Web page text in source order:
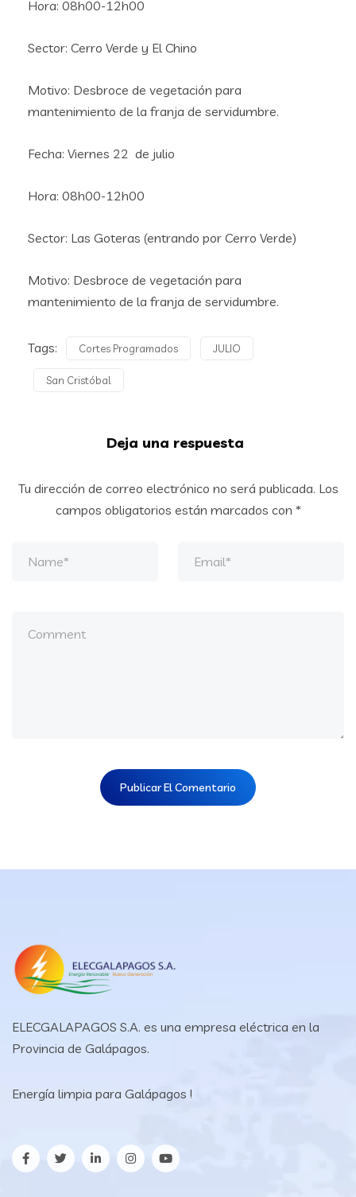
Hora: 08h00-12h00
Sector: Cerro Verde y El Chino
Motivo: Desbroce de vegetación para
mantenimiento de la franja de servidumbre.
Fecha: Viernes 22 de julio
Hora: 08h00-12h00
Sector: Las Goteras (entrando por Cerro Verde)
Motivo: Desbroce de vegetación para
mantenimiento de la franja de servidumbre.
Tags: Cortes Programados JULIO
San Cristóbal
Deja una respuesta
Tu dirección de correo electrónico no será publicada. Los
campos obligatorios están marcados con *
ELECGALAPAGOS S.A. es una empresa eléctrica en la
Provincia de Galápagos.
Energía limpia para Galápagos !